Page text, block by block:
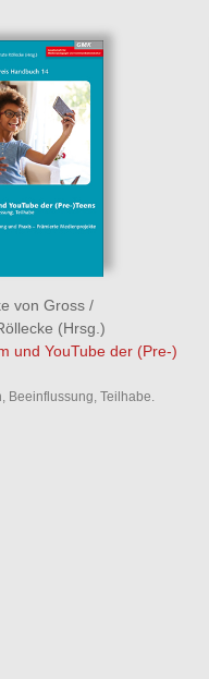
von Gross /
(Hrsg.)
und YouTube der (Pre-)
Beeinflussung, Teilhabe.